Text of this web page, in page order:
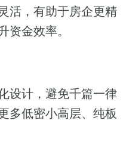
活，有助于房企更精
资金效率。
设计，避免千篇一律
多低密小高层、纯板